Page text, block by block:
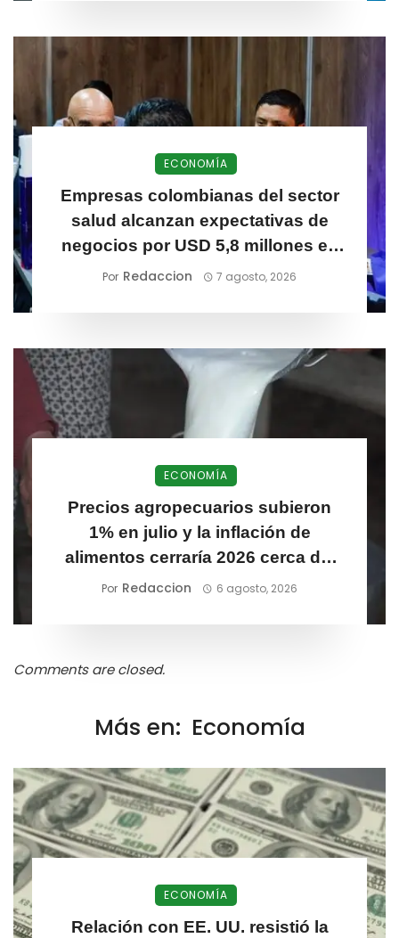
ECONOMÍA
Empresas colombianas del sector
salud alcanzan expectativas de
negocios por USD 5,8 millones en
Meditech 2026
Por Redaccion 7 agosto, 2026
ECONOMÍA
Precios agropecuarios subieron
1% en julio y la inflación de
alimentos cerraría 2026 cerca del
6,1%
Por Redaccion 6 agosto, 2026
Comments are closed.
Más en: Economía
ECONOMÍA
Relación con EE. UU. resistió la